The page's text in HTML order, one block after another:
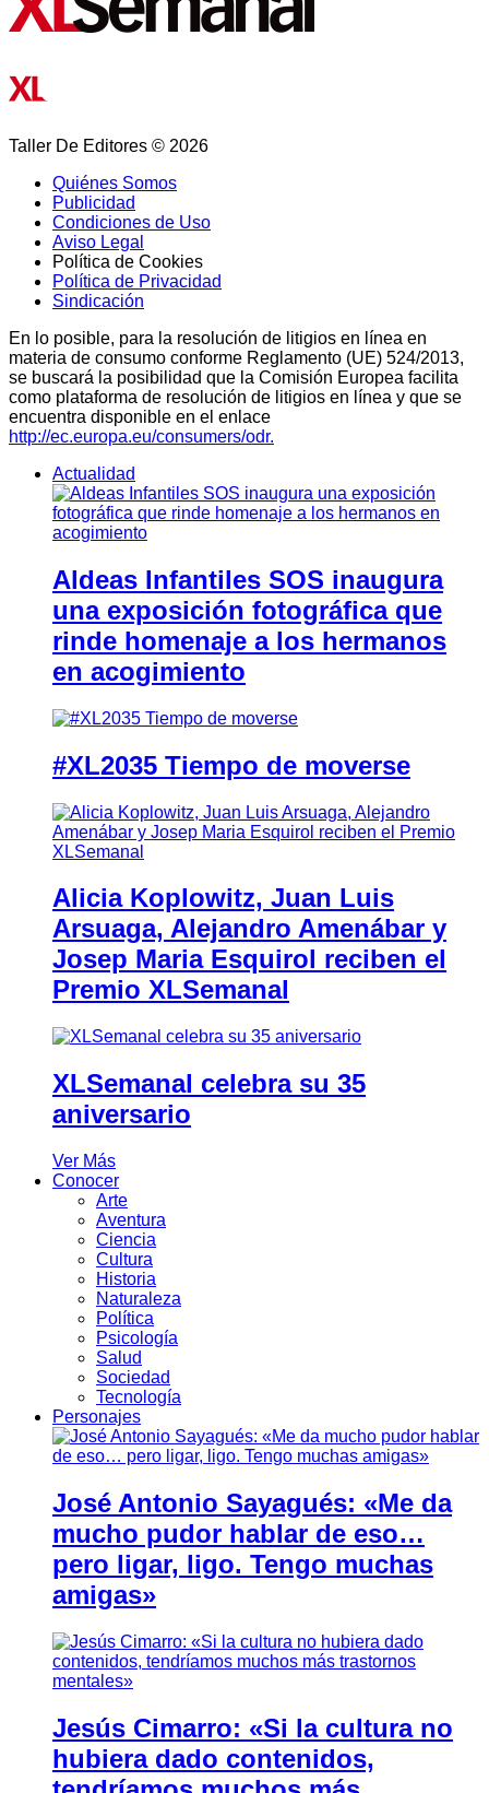
Taller De Editores © 2026
Quiénes Somos
Publicidad
Condiciones de Uso
Aviso Legal
Política de Cookies
Política de Privacidad
Sindicación
En lo posible, para la resolución de litigios en línea en
materia de consumo conforme Reglamento (UE) 524/2013,
se buscará la posibilidad que la Comisión Europea facilita
como plataforma de resolución de litigios en línea y que se
encuentra disponible en el enlace
http://ec.europa.eu/consumers/odr.
Actualidad
Aldeas Infantiles SOS inaugura
una exposición fotográfica que
rinde homenaje a los hermanos
en acogimiento
#XL2035 Tiempo de moverse
Alicia Koplowitz, Juan Luis
Arsuaga, Alejandro Amenábar y
Josep Maria Esquirol reciben el
Premio XLSemanal
XLSemanal celebra su 35
aniversario
Ver Más
Conocer
Arte
Aventura
Ciencia
Cultura
Historia
Naturaleza
Política
Psicología
Salud
Sociedad
Tecnología
Personajes
José Antonio Sayagués: «Me da
mucho pudor hablar de eso…
pero ligar, ligo. Tengo muchas
amigas»
Jesús Cimarro: «Si la cultura no
hubiera dado contenidos,